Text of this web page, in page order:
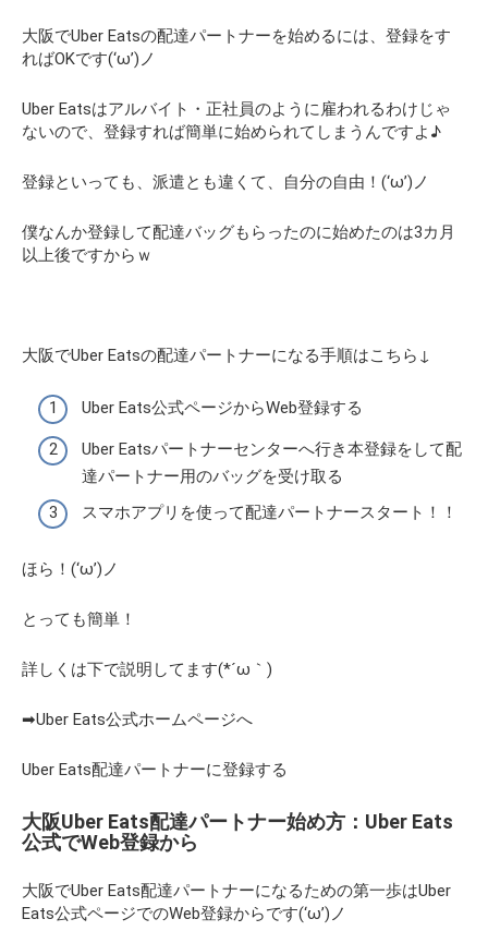
大阪でUber Eatsの配達パートナーを始めるには、登録をす
ればOKです(‘ω’)ノ
Uber Eatsはアルバイト・正社員のように雇われるわけじゃ
ないので、登録すれば簡単に始められてしまうんですよ♪
登録といっても、派遣とも違くて、自分の自由！(‘ω’)ノ
僕なんか登録して配達バッグもらったのに始めたのは3カ月
以上後ですからｗ
大阪でUber Eatsの配達パートナーになる手順はこちら↓
Uber Eats公式ページからWeb登録する
Uber Eatsパートナーセンターへ行き本登録をして配
達パートナー用のバッグを受け取る
スマホアプリを使って配達パートナースタート！！
ほら！(‘ω’)ノ
とっても簡単！
詳しくは下で説明してます(*´ω｀)
➡Uber Eats公式ホームページへ
Uber Eats配達パートナーに登録する
大阪Uber Eats配達パートナー始め方：Uber Eats
公式でWeb登録から
大阪でUber Eats配達パートナーになるための第一歩はUber
Eats公式ページでのWeb登録からです(‘ω’)ノ